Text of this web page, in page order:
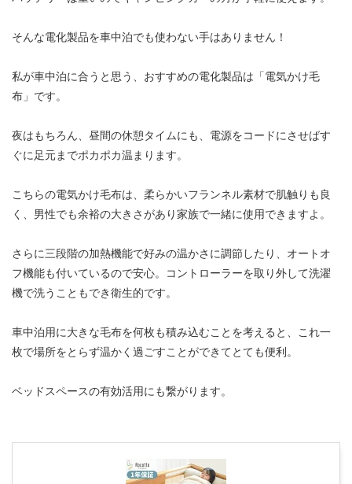
そんな電化製品を車中泊でも使わない手はありません！
私が車中泊に合うと思う、おすすめの電化製品は「電気かけ毛
布」です。
夜はもちろん、昼間の休憩タイムにも、電源をコードにさせばす
ぐに足元までポカポカ温まります。
こちらの電気かけ毛布は、柔らかいフランネル素材で肌触りも良
く、男性でも余裕の大きさがあり家族で一緒に使用できますよ。
さらに三段階の加熱機能で好みの温かさに調節したり、オートオ
フ機能も付いているので安心。コントローラーを取り外して洗濯
機で洗うこともでき衛生的です。
車中泊用に大きな毛布を何枚も積み込むことを考えると、これ一
枚で場所をとらず温かく過ごすことができてとても便利。
ベッドスペースの有効活用にも繋がります。